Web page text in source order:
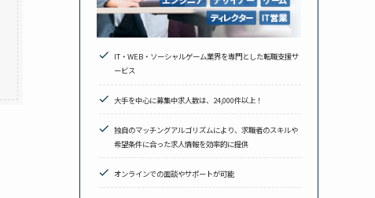
オンラインで転職活動を行いたい人
転職後のサポートが欲しい人
＼自分にあった転職先を見つけたい方におすすめ！／
公式サイトはこちら
IT・WEB・ソーシャルゲーム業界を専門とした転職支援サ
ービス
大手を中心に募集中求人数は、24,000件以上！
独自のマッチングアルゴリズムにより、求職者のスキルや
希望条件に合った求人情報を効率的に提供
オンラインでの面談やサポートが可能